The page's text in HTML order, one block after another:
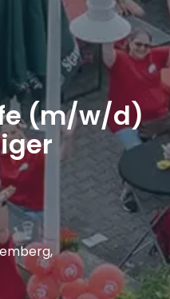
(m/w/d)
,